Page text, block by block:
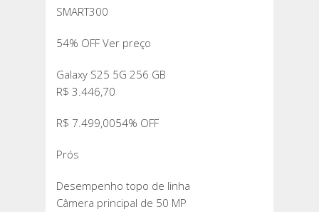
SMART300
54% OFF Ver preço
Galaxy S25 5G 256 GB
R$ 3.446,70
R$ 7.499,0054% OFF
Prós
Desempenho topo de linha
Câmera principal de 50 MP